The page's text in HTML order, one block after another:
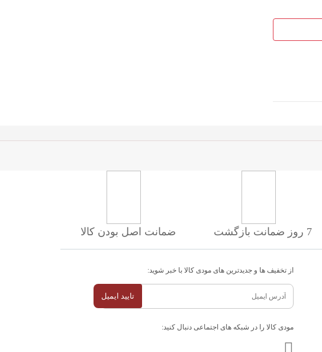
7 روز ضمانت بازگشت ضمانت اصل بودن کالا
از تخفیف ها و جدیدترین های مودی کالا با خبر شوید:
تایید ایمیل
مودی کالا را در شبکه های اجتماعی دنبال کنید: